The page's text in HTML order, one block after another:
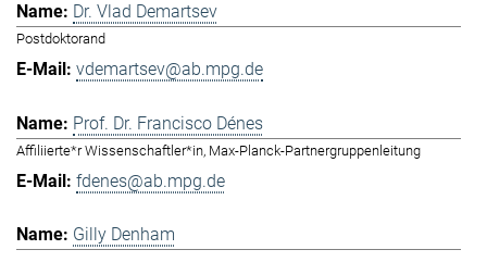
Dr. Vlad Demartsev
Postdoktorand
vdemartsev@ab.mpg.de
Prof. Dr. Francisco Dénes
Affiliierte*r Wissenschaftler*in, Max-Planck-Partnergruppenleitung
fdenes@ab.mpg.de
Gilly Denham